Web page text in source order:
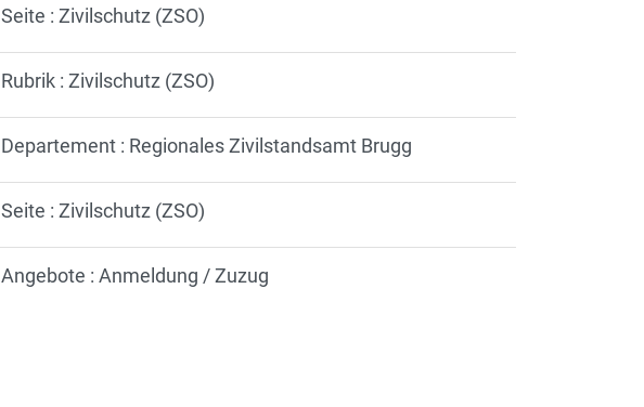
Seite : Zivilschutz (ZSO)
Rubrik : Zivilschutz (ZSO)
Departement : Regionales Zivilstandsamt Brugg
Seite : Zivilschutz (ZSO)
Angebote : Anmeldung / Zuzug